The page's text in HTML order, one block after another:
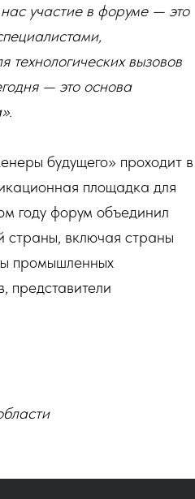
участие в форуме — это
технологических вызовов
— это основа
будущего» проходит в
площадка для
году форум объединил
включая страны
промышленных
представители